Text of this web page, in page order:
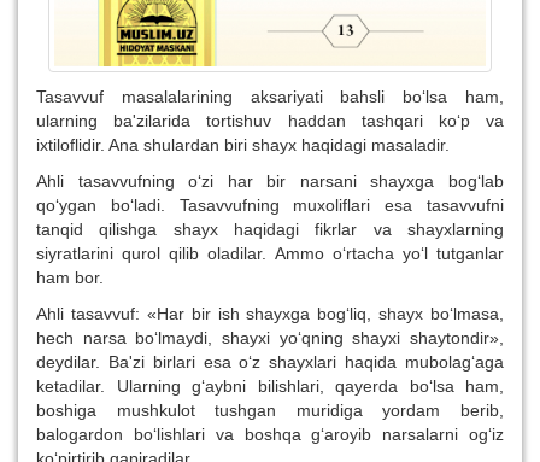
Tasavvuf masalalarining aksariyati bahsli bo‘lsa ham,
ularning ba'zilarida tortishuv haddan tashqari ko‘p va
ixtiloflidir. Ana shulardan biri shayx haqidagi masaladir.
Ahli tasavvufning o‘zi har bir narsani shayxga bog‘lab
qo‘ygan bo‘ladi. Tasavvufning muxoliflari esa tasavvufni
tanqid qilishga shayx haqidagi fikrlar va shayxlarning
siyratlarini qurol qilib oladilar. Ammo o‘rtacha yo‘l tutganlar
ham bor.
Ahli tasavvuf: «Har bir ish shayxga bog‘liq, shayx bo‘lmasa,
hech narsa bo‘lmaydi, shayxi yo‘qning shayxi shaytondir»,
deydilar. Ba'zi birlari esa o‘z shayxlari haqida mubolag‘aga
ketadilar. Ularning g‘aybni bilishlari, qayerda bo‘lsa ham,
boshiga mushkulot tushgan muridiga yordam berib,
balogardon bo‘lishlari va boshqa g‘aroyib narsalarni og‘iz
ko‘pirtirib gapiradilar.